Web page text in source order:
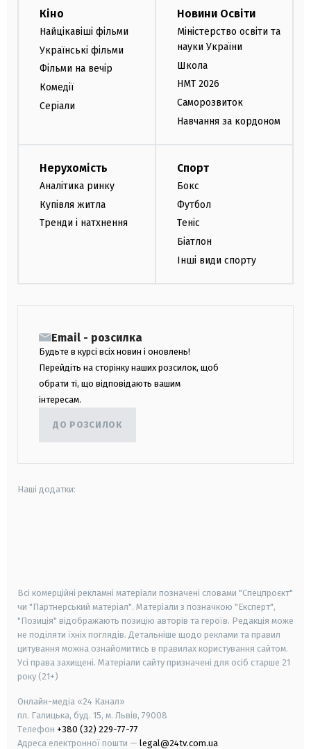
Кіно
Найцікавіші фільми
Українські фільми
Фільми на вечір
Комедії
Серіали
Новини Освіти
Міністерство освіти та
науки України
Школа
НМТ 2026
Саморозвиток
Навчання за кордоном
Нерухомість
Аналітика ринку
Купівля житла
Тренди і натхнення
Спорт
Бокс
Футбол
Теніс
Біатлон
Інші види спорту
Email - розсилка
Будьте в курсі всіх новин і оновлень!
Перейдіть на сторінку наших розсилок, щоб
обрати ті, що відповідають вашим
інтересам.
ДО РОЗСИЛОК
Наші додатки:
Всі комерційні рекламні матеріали позначені словами "Спецпроєкт"
чи "Партнерський матеріал". Матеріали з позначкою "Експерт",
"Позиція" відображають позицію авторів та героїв. Редакція може
не поділяти їхніх поглядів. Детальніше щодо реклами та правил
цитування можна ознайомитись в правилах користування сайтом.
Усі права захищені. Матеріали сайту призначені для осіб старше 21
року (21+)
Онлайн-медіа «24 Канал»
пл. Галицька, буд. 15, м. Львів, 79008
Телефон +380 (32) 229-77-77
Адреса електронної пошти — legal@24tv.com.ua